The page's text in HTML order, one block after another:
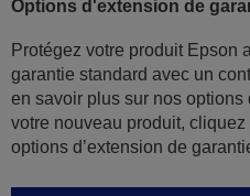
Options d'extension de
Protégez votre produit Epson
garantie standard avec un
en savoir plus sur nos options
votre nouveau produit,
options d’extension de